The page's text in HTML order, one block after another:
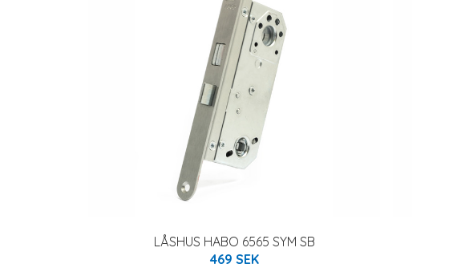
LÅSHUS HABO 6565 SYM SB
469 SEK